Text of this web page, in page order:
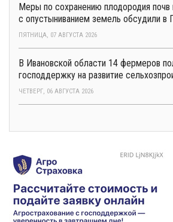
Меры по сохранению плодородия почв
с опустыниванием земель обсудили в
ПЯТНИЦА, 07 АВГУСТА 2026
В Ивановской области 14 фермеров
господдержку на развитие
ЧЕТВЕРГ, 06 АВГУСТА 2026